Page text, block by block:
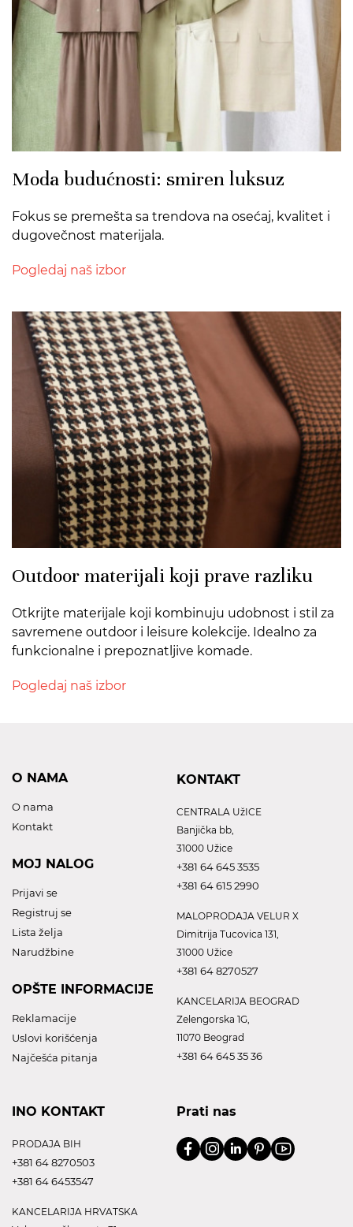
Moda budućnosti: smiren luksuz
Fokus se premešta sa trendova na osećaj, kvalitet i
dugovečnost materijala.
Pogledaj naš izbor
Outdoor materijali koji prave razliku
Otkrijte materijale koji kombinuju udobnost i stil za
savremene outdoor i leisure kolekcije. Idealno za
funkcionalne i prepoznatljive komade.
Pogledaj naš izbor
O NAMA
O nama
Kontakt
MOJ NALOG
Prijavi se
Registruj se
Lista želja
Narudžbine
OPŠTE INFORMACIJE
Reklamacije
Uslovi korišćenja
Najčešća pitanja
KONTAKT
CENTRALA UžICE
Banjička bb,
31000 Užice
+381 64 645 3535
+381 64 615 2990
MALOPRODAJA VELUR X
Dimitrija Tucovica 131,
31000 Užice
+381 64 8270527
KANCELARIJA BEOGRAD
Zelengorska 1G,
11070 Beograd
+381 64 645 35 36
INO KONTAKT
PRODAJA BIH
+381 64 8270503
+381 64 6453547
KANCELARIJA HRVATSKA
Prati nas